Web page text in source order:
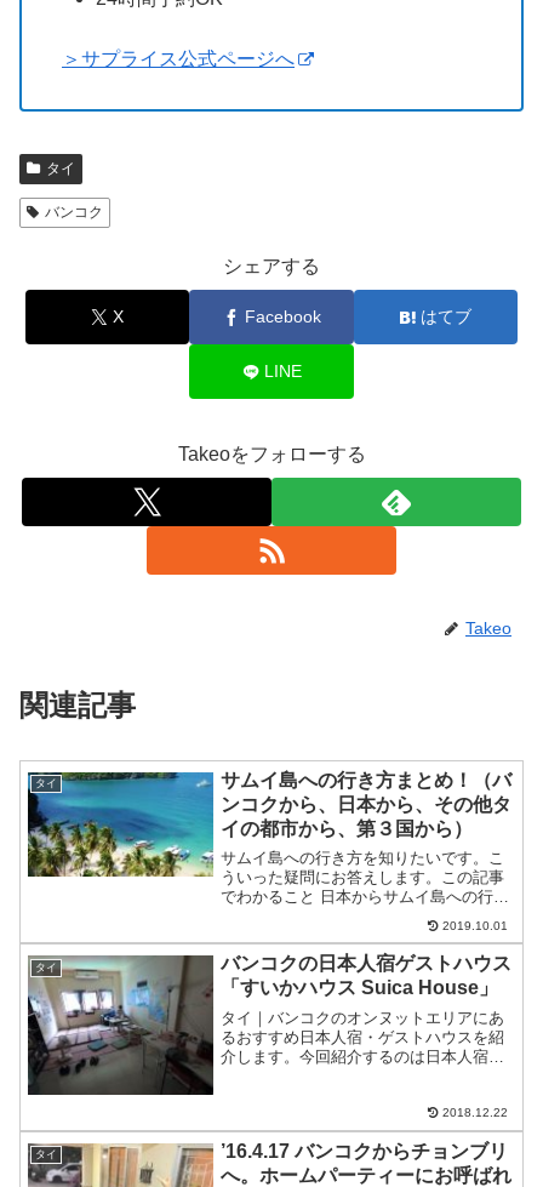
＞サプライス公式ページへ
タイ
バンコク
シェアする
X Facebook はてブ
LINE
Takeoをフォローする
Takeo
関連記事
タイ
サムイ島への行き方まとめ！（バ
ンコクから、日本から、その他タ
イの都市から、第３国から）
サムイ島への行き方を知りたいです。こ
ういった疑問にお答えします。この記事
でわかること 日本からサムイ島への行き
方 シンガポール、KL、香港、中国からサ
ムイ島への行き方 バンコクからサムイ島
への行き方 パタヤからサムイ島への行き
方 プーケット...
2019.10.01
タイ
バンコクの日本人宿ゲストハウス
「すいかハウス Suica House」
タイ｜バンコクのオンヌットエリアにあ
るおすすめ日本人宿・ゲストハウスを紹
介します。今回紹介するのは日本人宿で
す。立地は日本人も多いオンヌットエリ
アの宿を紹介します。５段階...
2018.12.22
タイ
’16.4.17 バンコクからチョンブリ
へ。ホームパーティーにお呼ばれ